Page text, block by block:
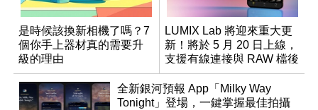
是時候該換新相機了嗎？7
個你手上器材真的需要升
級的理由
LUMIX Lab 將迎來重大更
新！將於 5 月 20 日上線，
支援有線連接與 RAW 檔後
製
全新銀河預報 App「Milky Way
Tonight」登場，一鍵掌握最佳拍攝